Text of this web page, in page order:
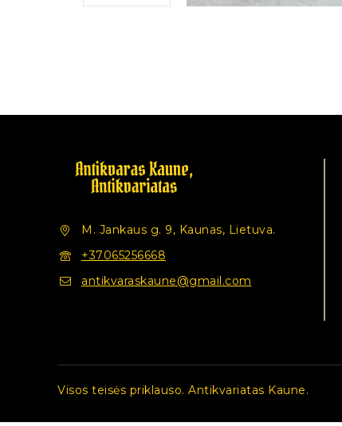
M. Jankaus g. 9, Kaunas, Lietuva.
+37065256668
antikvaraskaune@gmail.com
Visos teisės priklauso. Antikvariatas Kaune.